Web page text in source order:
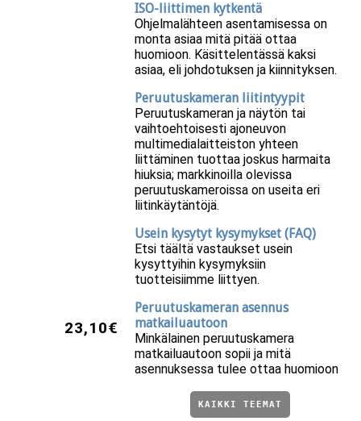
23,10€
ISO-liittimen kytkentä
Ohjelmalähteen asentamisessa on
monta asiaa mitä pitää ottaa
huomioon. Käsittelentässä kaksi
asiaa, eli johdotuksen ja kiinnityksen.
Peruutuskameran liitintyypit
Peruutuskameran ja näytön tai
vaihtoehtoisesti ajoneuvon
multimedialaitteiston yhteen
liittäminen tuottaa joskus harmaita
hiuksia; markkinoilla olevissa
peruutuskameroissa on useita eri
liitinkäytäntöjä.
Usein kysytyt kysymykset (FAQ)
Etsi täältä vastaukset usein
kysyttyihin kysymyksiin
tuotteisiimme liittyen.
Peruutuskameran asennus
matkailuautoon
Minkälainen peruutuskamera
matkailuautoon sopii ja mitä
asennuksessa tulee ottaa huomioon
KAIKKI TEEMAT